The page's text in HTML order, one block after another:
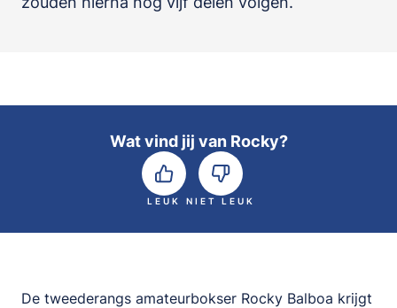
Wat vind jij van Rocky?
LEUK NIET LEUK
De tweederangs amateurbokser Rocky Balboa krijgt